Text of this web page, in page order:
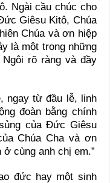
Ngài cầu chúc cho
Giêsu Kitô, Chúa
Chúa và ơn hiệp
là một trong những
rõ ràng và đầy
ngay từ đầu lễ, linh
đoàn bằng chính
của Đức Giêsu
Chúa Cha và ơn
ở cùng anh chị em.”
đức hay một sinh